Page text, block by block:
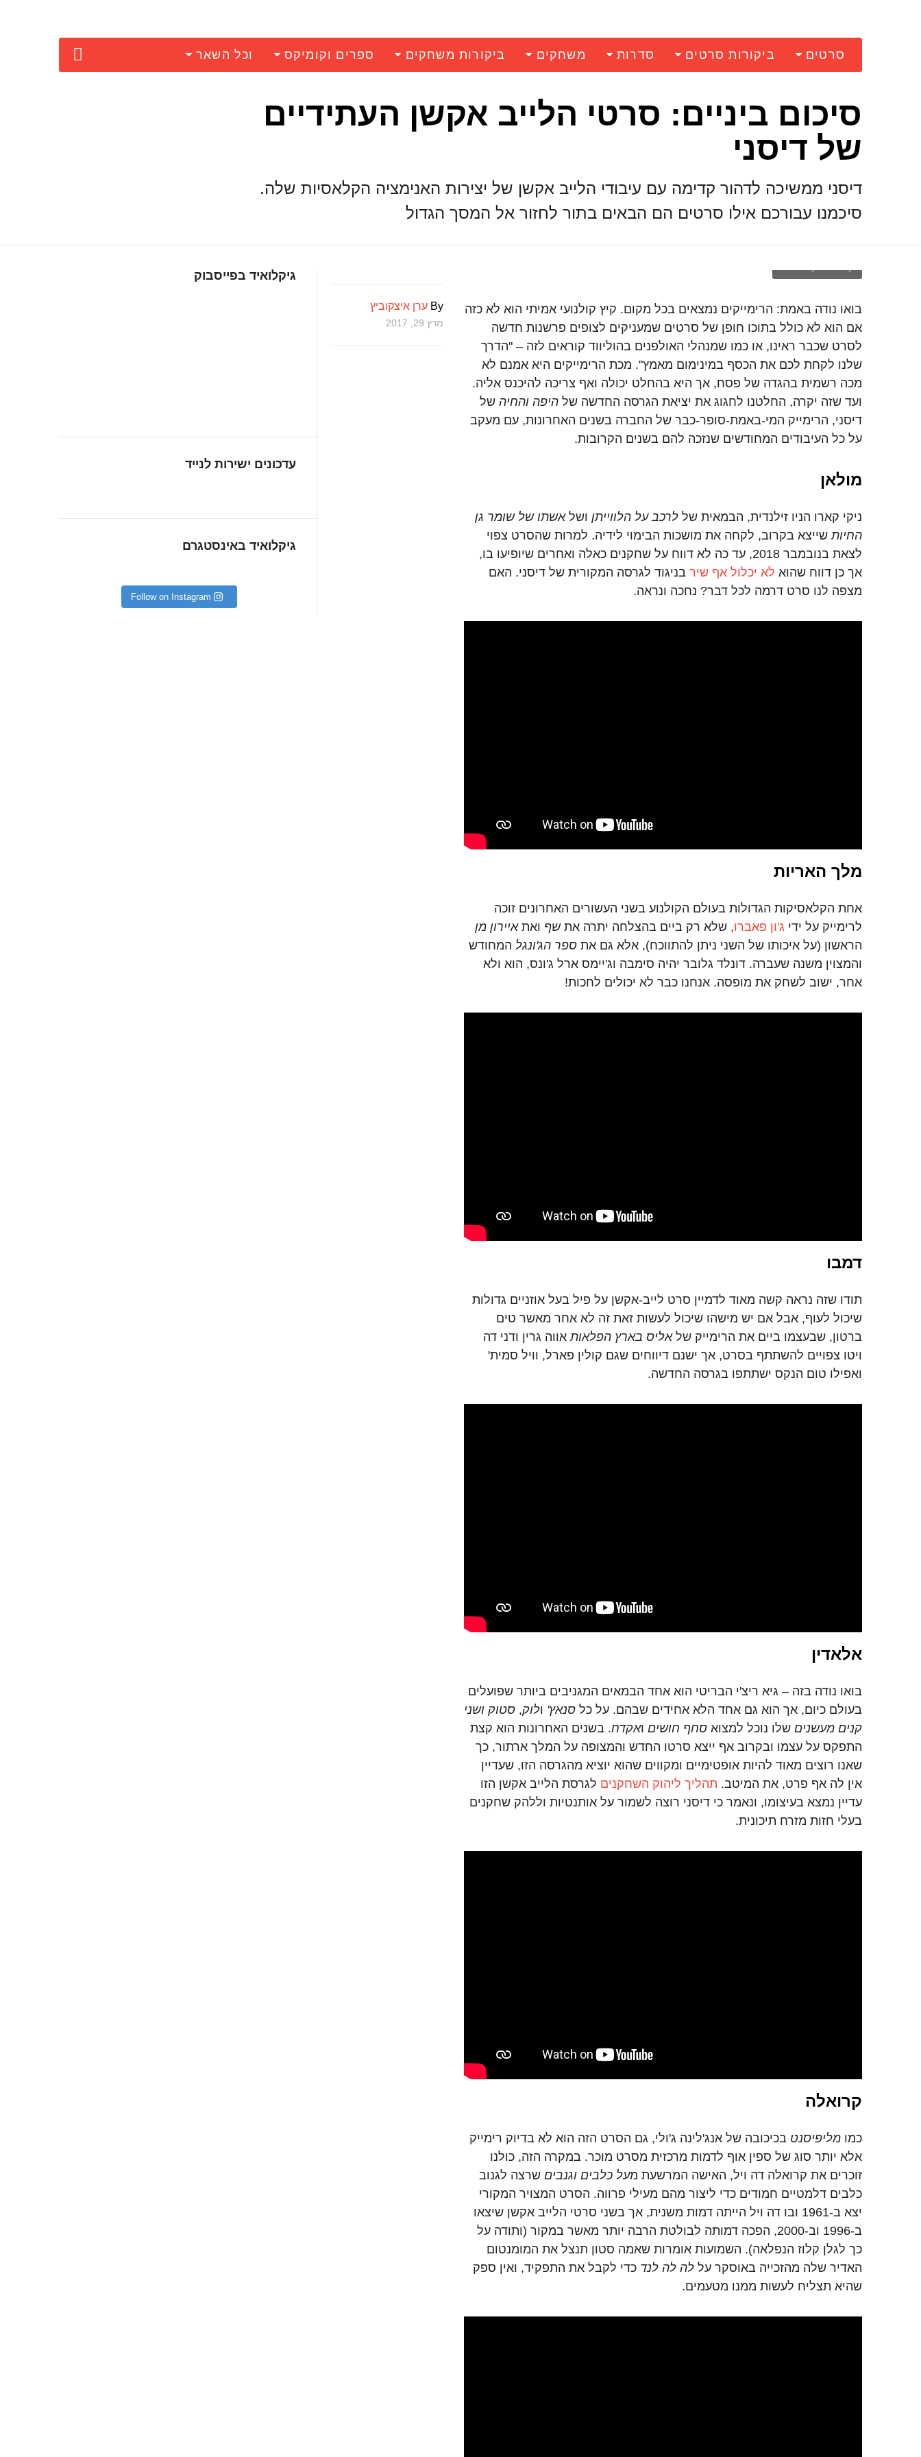
סרטים ביקורות סרטים סדרות משחקים ביקורות משחקים ספרים וקומיקס וכל השאר
סיכום ביניים: סרטי הלייב אקשן העתידיים
של דיסני
דיסני ממשיכה לדהור קדימה עם עיבודי הלייב אקשן של יצירות האנימציה הקלאסיות שלה.
סיכמנו עבורכם אילו סרטים הם הבאים בתור לחזור אל המסך הגדול
By ערן איצקוביץ
מרץ 29, 2017
בואו נודה באמת: הרימייקים נמצאים בכל מקום. קיץ קולנועי אמיתי הוא לא כזה
אם הוא לא כולל בתוכו חופן של סרטים שמעניקים לצופים פרשנות חדשה
לסרט שכבר ראינו, או כמו שמנהלי האולפנים בהוליווד קוראים לזה – "הדרך
שלנו לקחת לכם את הכסף במינימום מאמץ". מכת הרימייקים היא אמנם לא
מכה רשמית בהגדה של פסח, אך היא בהחלט יכולה ואף צריכה להיכנס אליה.
ועד שזה יקרה, החלטנו לחגוג את יציאת הגרסה החדשה שלהיפה והחיה של
דיסני, הרימייק המי-באמת-סופר-כבר של החברה בשנים האחרונות, עם מעקב
על כל העיבודים המחודשים שנזכה להם בשנים הקרובות.
מולאן
ניקי קארו הניו זילנדית, הבמאית שללרכב על הלווייתן ושלאשתו של שומר גן
החיותשייצא בקרוב, לקחה את מושכות הבימוי לידיה. למרות שהסרט צפוי
לצאת בנובמבר 2018, עד כה לא דווח על שחקנים כאלה ואחרים שיופיעו בו,
אך כן דווח שהוא לא יכלול אף שיר בניגוד לגרסה המקורית של דיסני. האם
מצפה לנו סרט דרמה לכל דבר? נחכה ונראה.
מלך האריות
אחת הקלאסיקות הגדולות בעולם הקולנוע בשני העשורים האחרונים זוכה
לרימייק על ידי ג'ון פאברו, שלא רק ביים בהצלחה יתרה אתשף ואתאיירון מן
הראשון (על איכותו של השני ניתן להתווכח), אלא גם אתספר הג'ונגל המחודש
והמצוין משנה שעברה. דונלד גלובר יהיה סימבה וג'יימס ארל ג'ונס, הוא ולא
אחר, ישוב לשחק את מופסה. אנחנו כבר לא יכולים לחכות!
דמבו
תודו שזה נראה קשה מאוד לדמיין סרט לייב-אקשן על פיל בעל אוזניים גדולות
שיכול לעוף, אבל אם יש מישהו שיכול לעשות זאת זה לא אחר מאשר טים
ברטון, שבעצמו ביים את הרימייק שלאליס בארץ הפלאות אווה גרין ודני דה
ויטו צפויים להשתתף בסרט, אך ישנם דיווחים שגם קולין פארל, וויל סמית'
ואפילו טום הנקס ישתתפו בגרסה החדשה.
אלאדין
בואו נודה בזה – גיא ריצ'י הבריטי הוא אחד הבמאים המגניבים ביותר שפועלים
בעולם כיום, אך הוא גם אחד הלא אחידים שבהם. על כלסנאץ' ולוק,סטוק ושני
קנים מעשנים שלו נוכל למצואסחף חושים ואקדח. בשנים האחרונות הוא קצת
התפקס על עצמו ובקרוב אף ייצא סרטו החדש והמצופה על המלך ארתור, כך
שאנו רוצים מאוד להיות אופטימיים ומקווים שהוא יוציא מהגרסה הזו, שעדיין
אין לה אף פרט, את המיטב. תהליך ליהוק השחקנים לגרסת הלייב אקשן הזו
עדיין נמצא בעיצומו, ונאמר כי דיסני רוצה לשמור על אותנטיות וללהק שחקנים
בעלי חזות מזרח תיכונית.
קרואלה
כמומליפיסנט בכיכובה של אנג'לינה ג'ולי, גם הסרט הזה הוא לא בדיוק רימייק
אלא יותר סוג של ספין אוף לדמות מרכזית מסרט מוכר. במקרה הזה, כולנו
זוכרים את קרואלה דה ויל, האישה המרשעת מעל כלבים וגנבים שרצה לגנוב
כלבים דלמטיים חמודים כדי ליצור מהם מעילי פרווה. הסרט המצויר המקורי
יצא ב-1961 ובו דה ויל הייתה דמות משנית, אך בשני סרטי הלייב אקשן שיצאו
ב-1996 וב-2000, הפכה דמותה לבולטת הרבה יותר מאשר במקור (ותודה על
כך לגלן קלוז הנפלאה). השמועות אומרות שאמה סטון תנצל את המומנטום
האדיר שלה מהזכייה באוסקר עללה לה לנד כדי לקבל את התפקיד, ואין ספק
שהיא תצליח לעשות ממנו מטעמים.
גיקלואיד בפייסבוק
עדכונים ישירות לנייד
גיקלואיד באינסטגרם
Follow on Instagram